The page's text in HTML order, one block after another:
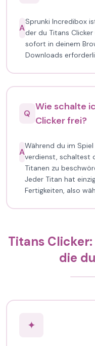
A
Sprunki Incredibox
der du Titans
sofort in deinem
Downloads
Q
Wie schalte
Clicker frei?
A
Während du im
verdienst, schaltest
Titanen zu
Jeder Titan hat
Fertigkeiten, also
Titans
die
✦